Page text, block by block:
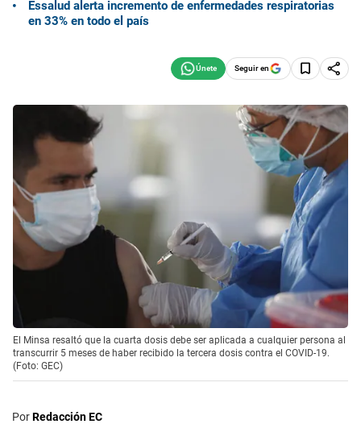
Essalud alerta incremento de enfermedades respiratorias
en 33% en todo el país
Seguir en
El Minsa resaltó que la cuarta dosis debe ser aplicada a cualquier persona al
transcurrir 5 meses de haber recibido la tercera dosis contra el COVID-19.
(Foto: GEC)
PorRedacción EC